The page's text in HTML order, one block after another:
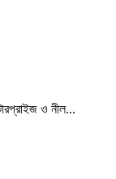
ও নীল...